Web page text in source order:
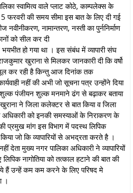
स्वामित्व वाले प्लाट कोठे, काम्पलेक्स के
5 फरवरी की समय सीमा इस बात के लिए दी गई
नवीनीकरण, नामान्तरण, नस्ती का पुर्ननिर्माण
को सील कर दी
हो गया था । इस संबंध में व्यापारी संघ
खुराना से मिलकर जानकारी दी कि वर्षो
कर रही है किन्तु आज दिनांक तक
नहीं की अभी जो सूचना पत्र उन्होंने दिया
पंजीयन शुल्क मनमाने ढंग से बढ़ाकर बताया
ने जिला कलेक्टर से बात किया व जिला
अधिकारी को इनकी समस्याओं के निराकरण के
की प्रमुख मांग इस विभाग में पदस्थ लिपिक
जो कि व्यापारियों से अभद्रता करते है ।
देता मुख्य नगर पालिका अधिकारी ने व्यापारियों
नागोतिया को तत्काल हटाने की बात की
हैं उन्हें कम कम करने के लिए परिषद मे
।